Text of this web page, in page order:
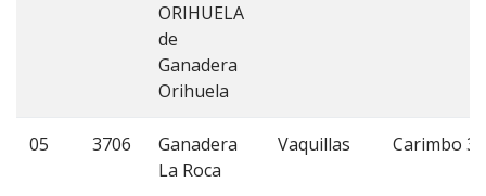
ORIHUELA
de
Ganadera
Orihuela
05 3706
Ganadera
La Roca
Vaquillas Carimbo 3